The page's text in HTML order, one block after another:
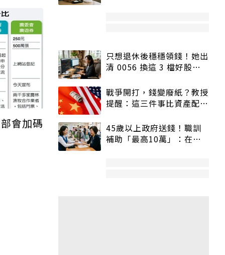
會加碼
只想退休後穩穩領錢！她出
清 0056 換這 3 檔好股：
戰爭開打，錢變廢紙？教授
提醒：這三件事比資產配置
45歲以上政府送錢！職訓
補助「最高10萬」：在